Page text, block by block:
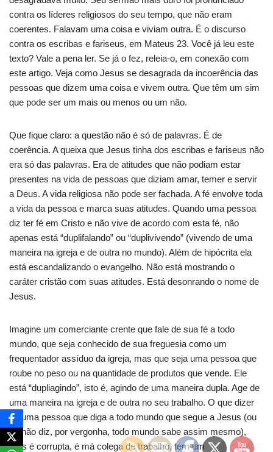
contra os líderes religiosos do seu tempo, que não eram
coerentes. Falavam uma coisa e viviam outra. É o discurso
contra os escribas e fariseus, em Mateus 23. Você já leu este
texto? Vale a pena ler. Se já o fez, releia-o, em conexão com
este artigo. Veja como Jesus se desagrada da incoerência das
pessoas que dizem uma coisa e vivem outra. Que têm um sim
que pode ser um mais ou menos ou um não.
Que fique claro: a questão não é só de palavras. É de
coerência. A queixa que Jesus tinha dos escribas e fariseus não
era só das palavras. Era de atitudes que não podiam estar
presentes na vida de pessoas que diziam amar, temer e servir
a Deus. A vida religiosa não pode ser fachada. A fé envolve toda
a vida da pessoa e marca suas atitudes. Quando uma pessoa
diz ter fé em Cristo e não vive de acordo com esta fé, não
apenas está “duplifalando” ou “duplivivendo” (vivendo de uma
maneira na igreja e de outra no mundo). Além de hipócrita ela
está escandalizando o evangelho. Não está mostrando o
caráter cristão com suas atitudes. Está desonrando o nome de
Jesus.
Imagine um comerciante crente que fale de sua fé a todo
mundo, que seja conhecido de sua freguesia como um
frequentador assíduo da igreja, mas que seja uma pessoa que
roube no peso ou na quantidade de produtos que vende. Ele
está “dupliagindo”, isto é, agindo de uma maneira dupla. Age de
uma maneira na igreja e de outra no seu trabalho. O que dizer
de uma pessoa que diga a todo mundo que segue a Jesus (ou
se não diz, por vergonha, todo mundo sabe assim mesmo),
mas é corrupta, é má colega de trabalho, tem um